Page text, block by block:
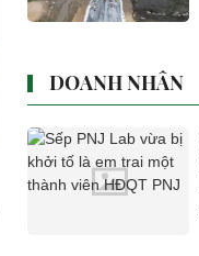
DOANH NHÂN